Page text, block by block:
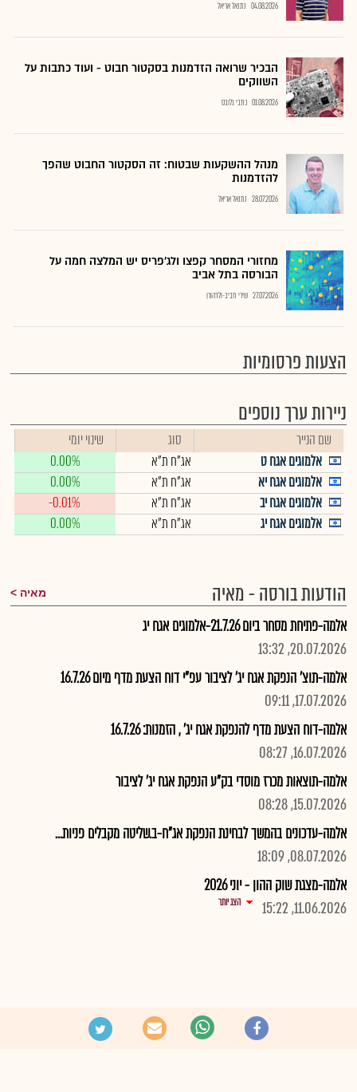
04.08.2026 נתנאל אריאל
הבכיר שרואה הזדמנות בסקטור חבוט - ועוד כתבות על
השווקים
01.08.2026 כתבי גלובס
מנהל ההשקעות שבטוח: זה הסקטור החבוט שהפך
להזדמנות
28.07.2026 נתנאל אריאל
מחזורי המסחר קפצו ולג'פריס יש המלצה חמה על
הבורסה בתל אביב
27.07.2026 שירי חביב-ולדהורן
הצעות פרסומיות
ניירות ערך נוספים
שם הנייר סוג
שינוי יומי
אלמוגים אגח ט
אג"ח ת"א
0.00%
אלמוגים אגח יא
אג"ח ת"א
0.00%
אלמוגים אגח יב
אג"ח ת"א
-0.01%
אלמוגים אגח יג
אג"ח ת"א 0.00%
הודעות בורסה - מאיה מאיה
אלמה-פתיחת מסחר ביום 21.7.26-אלמוגים אגח יג
20.07.2026, 13:32
אלמה-תוצ' הנפקת אגח יג' לציבור עפ"י דוח הצעת מדף מיום 16.7.26
17.07.2026, 09:11
אלמה-דוח הצעת מדף להנפקת אגח יג' , הזמנות: 16.7.26
16.07.2026, 08:27
אלמה-תוצאות מכרז מוסדי בק"ע הנפקת אגח יג' לציבור
15.07.2026, 08:28
אלמה-עדכונים בהמשך לבחינת הנפקת אג"ח-ב.שליטה מקבלים פניות...
08.07.2026, 18:09
אלמה-מצגת שוק ההון - יוני 2026
11.06.2026, 15:22
הצג יותר